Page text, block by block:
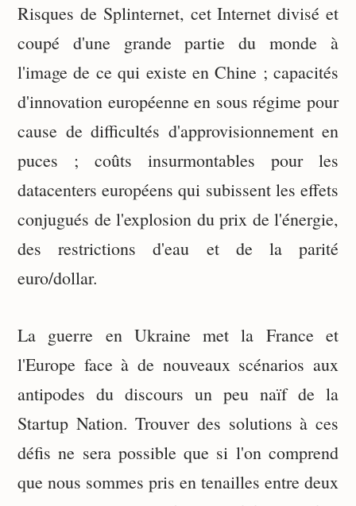
Risques de Splinternet, cet Internet divisé et
coupé d'une grande partie du monde à
l'image de ce qui existe en Chine ; capacités
d'innovation européenne en sous régime pour
cause de difficultés d'approvisionnement en
puces ; coûts insurmontables pour les
datacenters européens qui subissent les effets
conjugués de l'explosion du prix de l'énergie,
des restrictions d'eau et de la parité
euro/dollar.
La guerre en Ukraine met la France et
l'Europe face à de nouveaux scénarios aux
antipodes du discours un peu naïf de la
Startup Nation. Trouver des solutions à ces
défis ne sera possible que si l'on comprend
que nous sommes pris en tenailles entre deux